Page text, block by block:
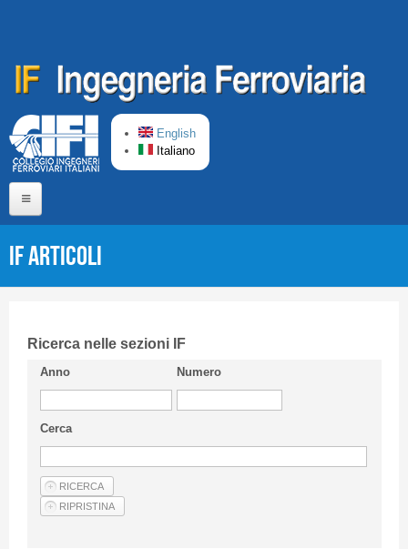
English
Italiano
CIFI in breve
Linee Guida
Privacy Policy
Articoli
IF Articoli
Ricerca nelle sezioni IF
Anno Numero
Cerca